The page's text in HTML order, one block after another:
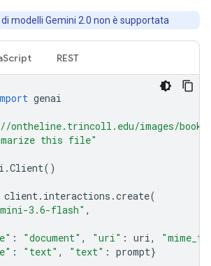
modelli Gemini 2.0 non è supportata
REST
genai
ontheline.trincoll.edu/images/
this file"
.Client()
client. interactions .create(
3.6-flash" ,
: "document" , "uri" : uri,
: "text" , "text" : prompt}